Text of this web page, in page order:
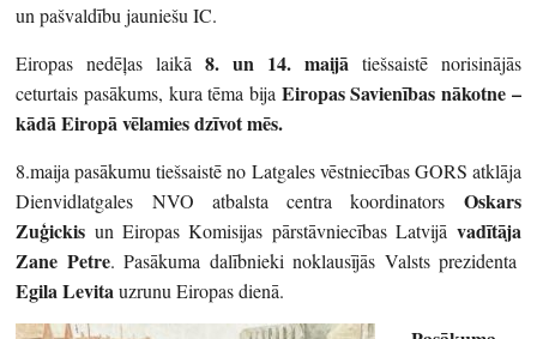
un pašvaldību jauniešu IC.
Eiropas nedēļas laikā 8. un 14. maijā tiešsaistē norisinājās
ceturtais pasākums, kura tēma bija Eiropas Savienības nākotne –
kādā Eiropā vēlamies dzīvot mēs.
8.maija pasākumu tiešsaistē no Latgales vēstniecības GORS atklāja
Dienvidlatgales NVO atbalsta centra koordinators Oskars
Zuģickis un Eiropas Komisijas pārstāvniecības Latvijā vadītāja
Zane Petre. Pasākuma dalībnieki noklausījās Valsts prezidenta
Egila Levitauzrunu Eiropas dienā.